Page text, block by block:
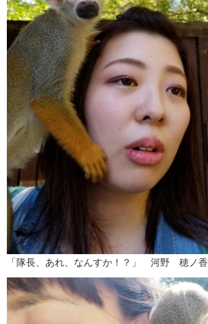
「隊長、あれ、なんすか！？」 河野 穂ノ香